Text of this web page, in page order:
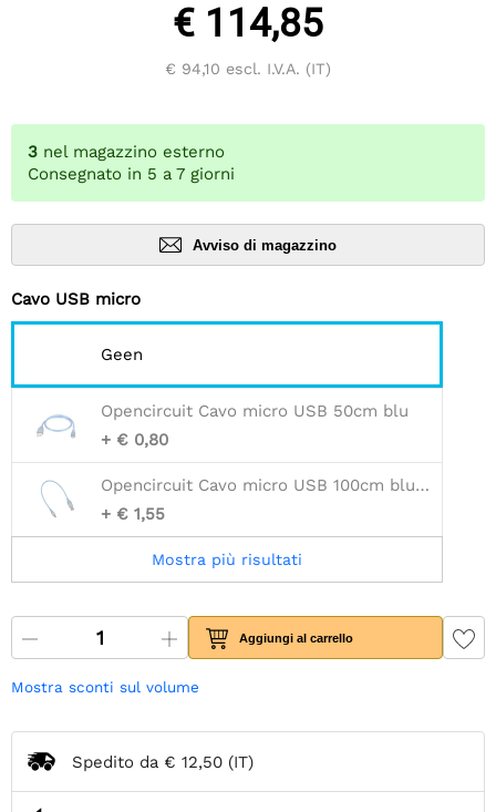
€ 114,85
€ 94,10 escl. I.V.A. (IT)
3 nel magazzino esterno
Consegnato in 5 a 7 giorni
Avviso di magazzino
Cavo USB micro
Geen
Opencircuit Cavo micro USB 50cm blu
+ € 0,80
Opencircuit Cavo micro USB 100cm blu - 30AWG
+ € 1,55
Mostra più risultati
Aggiungi al carrello
Mostra sconti sul volume
Spedito da € 12,50 (IT)